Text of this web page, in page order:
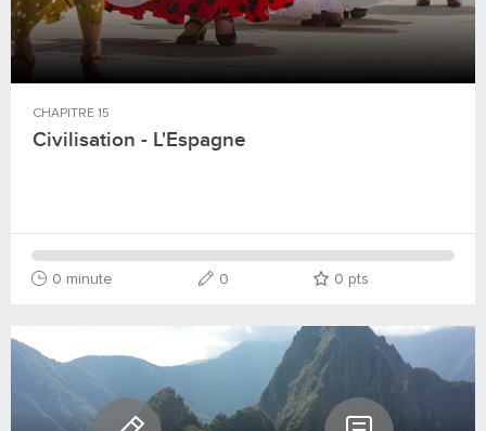
CHAPITRE 15
Civilisation - L'Espagne
0 minute 0 0 pts